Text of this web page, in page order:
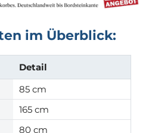
im Überblick:
Detail
85 cm
165 cm
80 cm